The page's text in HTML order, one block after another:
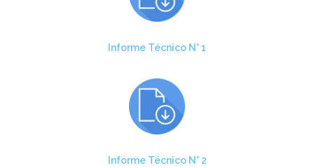
Informe Técnico N° 1
Informe Técnico N° 2